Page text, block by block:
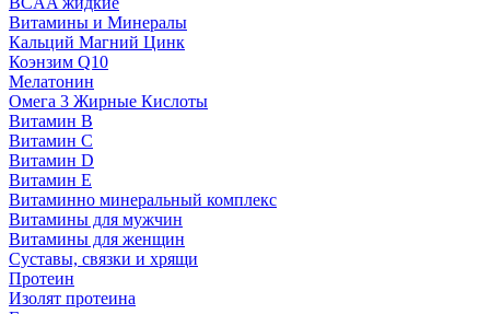
Витамины и Минералы
Кальций Магний Цинк
Коэнзим Q10
Мелатонин
Омега 3 Жирные Кислоты
Витамин B
Витамин C
Витамин D
Витамин E
Витаминно минеральный комплекс
Витамины для мужчин
Витамины для женщин
Суставы, связки и хрящи
Протеин
Изолят протеина